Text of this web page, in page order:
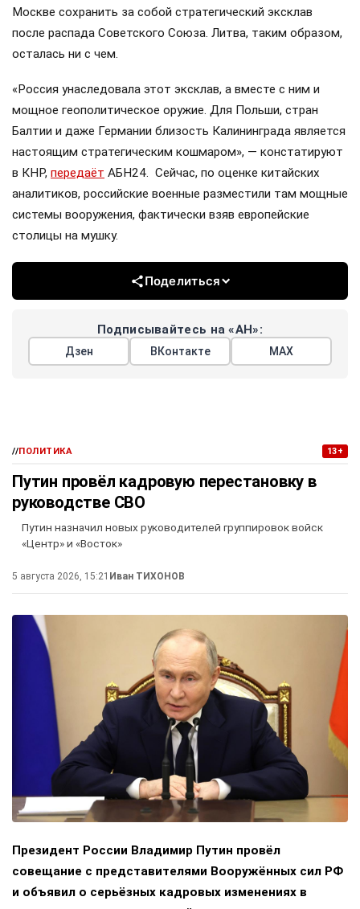
Москве сохранить за собой стратегический эксклав
после распада Советского Союза. Литва, таким образом,
осталась ни с чем.
«Россия унаследовала этот эксклав, а вместе с ним и
мощное геополитическое оружие. Для Польши, стран
Балтии и даже Германии близость Калининграда является
настоящим стратегическим кошмаром», — констатируют
в КНР, передаёт АБН24. Сейчас, по оценке китайских
аналитиков, российские военные разместили там мощные
системы вооружения, фактически взяв европейские
столицы на мушку.
Поделиться
Подписывайтесь на «АН»:
Дзен ВКонтакте МАХ
//ПОЛИТИКА 13+
Путин провёл кадровую перестановку в
руководстве СВО
Путин назначил новых руководителей группировок войск
«Центр» и «Восток»
5 августа 2026, 15:21 Иван ТИХОНОВ
Президент России Владимир Путин провёл
совещание с представителями Вооружённых сил РФ
и объявил о серьёзных кадровых изменениях в